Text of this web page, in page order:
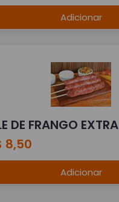
Adicionar
DE FRANGO EXTRA
8,50
Adicionar